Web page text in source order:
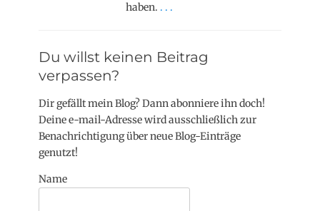
haben. . . .
Du willst keinen Beitrag
verpassen?
Dir gefällt mein Blog? Dann abonniere ihn doch!
Deine e-mail-Adresse wird ausschließlich zur
Benachrichtigung über neue Blog-Einträge
genutzt!
Name